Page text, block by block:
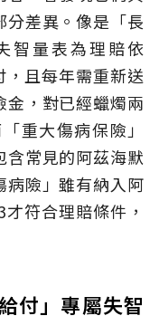
差異。像是「長
智量表為理賠依
，且每年需重新送
，對已經蠟燭兩
重大傷病保險」
含常見的阿茲海默
病險」雖有納入阿
符合理賠條件，
付」專屬失智